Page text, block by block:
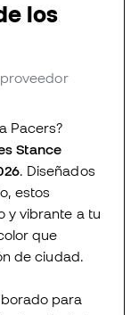
los
Pacers?
Stance
. Diseñados
estos
y vibrante a tu
que
de ciudad.
para